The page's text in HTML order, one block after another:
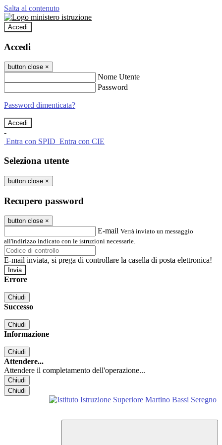
Salta al contenuto
Accedi
Accedi
button close ×
Nome Utente
Password
Password dimenticata?
-
Entra con SPID Entra con CIE
Seleziona utente
button close ×
Recupero password
button close ×
E-mail Verrà inviato un messaggio
all'indirizzo indicato con le istruzioni necessarie.
E-mail inviata, si prega di controllare la casella di posta elettronica!
Errore
Chiudi
Successo
Chiudi
Informazione
Chiudi
Attendere...
Attendere il completamento dell'operazione...
Chiudi
Chiudi